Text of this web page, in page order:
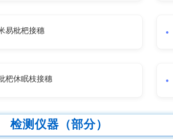
易枇杷接穗
杷休眠枝接穗
检测仪器（部分）